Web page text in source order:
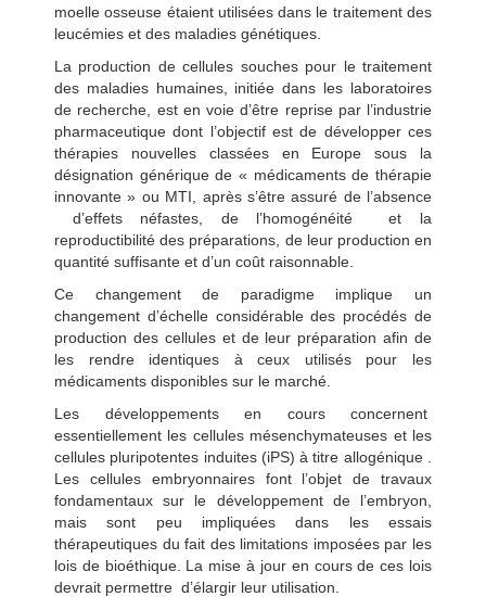
moelle osseuse étaient utilisées dans le traitement des
leucémies et des maladies génétiques.
La production de cellules souches pour le traitement
des maladies humaines, initiée dans les laboratoires
de recherche, est en voie d’être reprise par l’industrie
pharmaceutique dont l’objectif est de développer ces
thérapies nouvelles classées en Europe sous la
désignation générique de « médicaments de thérapie
innovante » ou MTI, après s’être assuré de l’absence
d’effets néfastes, de l’homogénéité et la
reproductibilité des préparations, de leur production en
quantité suffisante et d’un coût raisonnable.
Ce changement de paradigme implique un
changement d’échelle considérable des procédés de
production des cellules et de leur préparation afin de
les rendre identiques à ceux utilisés pour les
médicaments disponibles sur le marché.
Les développements en cours concernent
essentiellement les cellules mésenchymateuses et les
cellules pluripotentes induites (iPS) à titre allogénique .
Les cellules embryonnaires font l’objet de travaux
fondamentaux sur le développement de l’embryon,
mais sont peu impliquées dans les essais
thérapeutiques du fait des limitations imposées par les
lois de bioéthique. La mise à jour en cours de ces lois
devrait permettre d’élargir leur utilisation.